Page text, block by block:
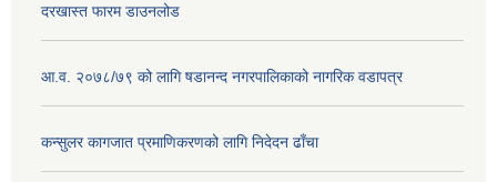
दरखास्त फारम डाउनलोड
आ.व. २०७८/७९ को लागि षडानन्द नगरपालिकाको नागरिक वडापत्र
कन्सुलर कागजात प्रमाणिकरणको लागि निदेदन ढाँचा